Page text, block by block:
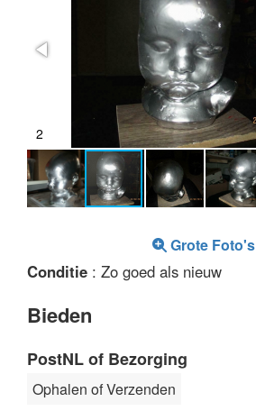
2
Grote Foto's
Conditie : Zo goed als nieuw
Bieden
PostNL of Bezorging
Ophalen of Verzenden